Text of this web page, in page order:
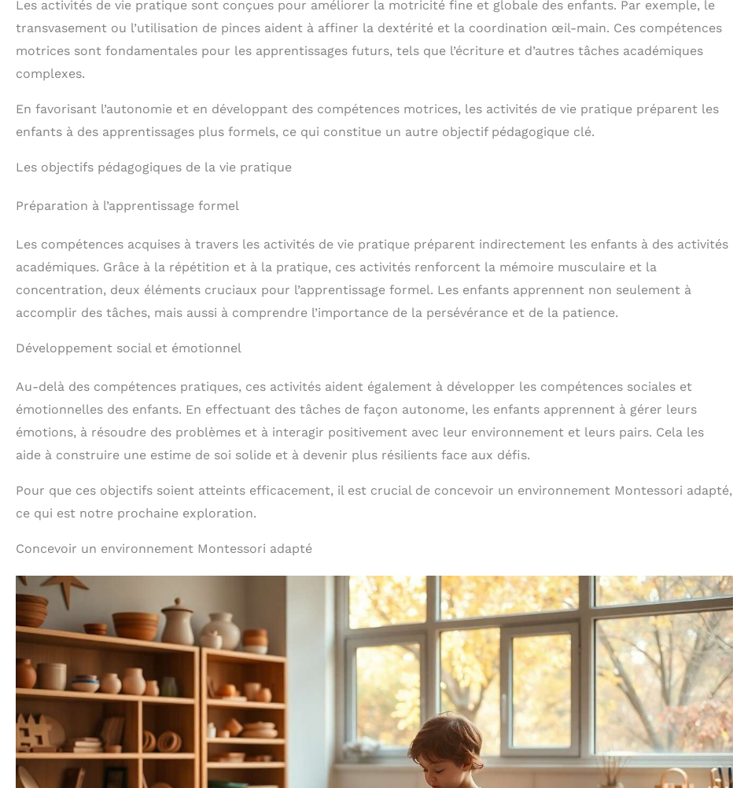
Les activités de vie pratique sont conçues pour améliorer la motricité fine et globale des enfants. Par exemple, le
transvasement ou l’utilisation de pinces aident à affiner la dextérité et la coordination œil-main. Ces compétences
motrices sont fondamentales pour les apprentissages futurs, tels que l’écriture et d’autres tâches académiques
complexes.
En favorisant l’autonomie et en développant des compétences motrices, les activités de vie pratique préparent les
enfants à des apprentissages plus formels, ce qui constitue un autre objectif pédagogique clé.
Les objectifs pédagogiques de la vie pratique
Préparation à l’apprentissage formel
Les compétences acquises à travers les activités de vie pratique préparent indirectement les enfants à des activités
académiques. Grâce à la répétition et à la pratique, ces activités renforcent la mémoire musculaire et la
concentration, deux éléments cruciaux pour l’apprentissage formel. Les enfants apprennent non seulement à
accomplir des tâches, mais aussi à comprendre l’importance de la persévérance et de la patience.
Développement social et émotionnel
Au-delà des compétences pratiques, ces activités aident également à développer les compétences sociales et
émotionnelles des enfants. En effectuant des tâches de façon autonome, les enfants apprennent à gérer leurs
émotions, à résoudre des problèmes et à interagir positivement avec leur environnement et leurs pairs. Cela les
aide à construire une estime de soi solide et à devenir plus résilients face aux défis.
Pour que ces objectifs soient atteints efficacement, il est crucial de concevoir un environnement Montessori adapté,
ce qui est notre prochaine exploration.
Concevoir un environnement Montessori adapté